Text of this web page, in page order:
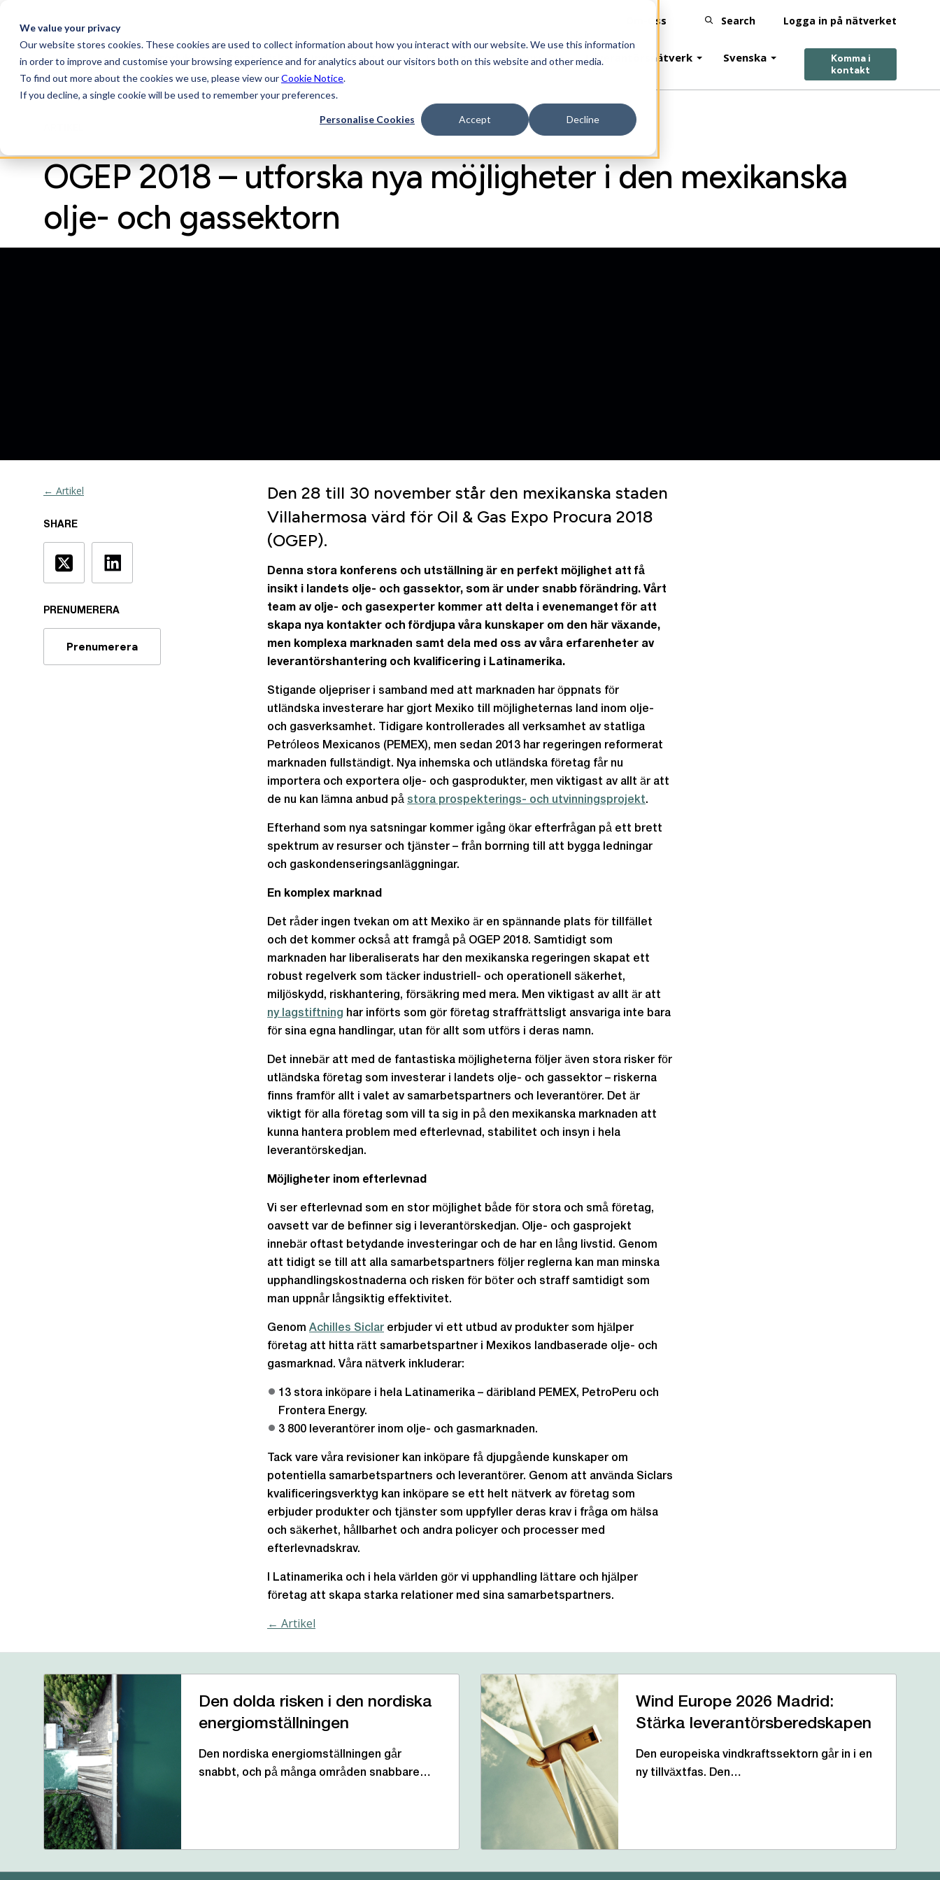
We value your privacy
Our website stores cookies. These cookies are used to collect information about how you interact with our website. We use this information
in order to improve and customise your browsing experience and for analytics about our visitors both on this website and other media.
To find out more about the cookies we use, please view ourCookie Notice.
If you decline, a single cookie will be used to remember your preferences.
Personalise Cookies Accept Decline
Om-Oss Search Logga in på nätverket
Produkt
Strategiska
partners
Industrisektorn Lösningar Resurser Leverantörsnätverk Svenska
Komma i
kontakt
OGEP 2018 – utforska nya möjligheter i den mexikanska
olje- och gassektorn
← Artikel
SHARE
PRENUMERERA
Prenumerera
Den 28 till 30 november står den mexikanska staden
Villahermosa värd för Oil & Gas Expo Procura 2018
(OGEP).
Denna stora konferens och utställning är en perfekt möjlighet att få
insikt i landets olje- och gassektor, som är under snabb förändring. Vårt
team av olje- och gasexperter kommer att delta i evenemanget för att
skapa nya kontakter och fördjupa våra kunskaper om den här växande,
men komplexa marknaden samt dela med oss av våra erfarenheter av
leverantörshantering och kvalificering i Latinamerika.
Stigande oljepriser i samband med att marknaden har öppnats för
utländska investerare har gjort Mexiko till möjligheternas land inom olje-
och gasverksamhet. Tidigare kontrollerades all verksamhet av statliga
Petróleos Mexicanos (PEMEX), men sedan 2013 har regeringen reformerat
marknaden fullständigt. Nya inhemska och utländska företag får nu
importera och exportera olje- och gasprodukter, men viktigast av allt är att
de nu kan lämna anbud på stora prospekterings- och utvinningsprojekt.
Efterhand som nya satsningar kommer igång ökar efterfrågan på ett brett
spektrum av resurser och tjänster – från borrning till att bygga ledningar
och gaskondenseringsanläggningar.
En komplex marknad
Det råder ingen tvekan om att Mexiko är en spännande plats för tillfället
och det kommer också att framgå på OGEP 2018. Samtidigt som
marknaden har liberaliserats har den mexikanska regeringen skapat ett
robust regelverk som täcker industriell- och operationell säkerhet,
miljöskydd, riskhantering, försäkring med mera. Men viktigast av allt är att
ny lagstiftning har införts som gör företag straffrättsligt ansvariga inte bara
för sina egna handlingar, utan för allt som utförs i deras namn.
Det innebär att med de fantastiska möjligheterna följer även stora risker för
utländska företag som investerar i landets olje- och gassektor – riskerna
finns framför allt i valet av samarbetspartners och leverantörer. Det är
viktigt för alla företag som vill ta sig in på den mexikanska marknaden att
kunna hantera problem med efterlevnad, stabilitet och insyn i hela
leverantörskedjan.
Möjligheter inom efterlevnad
Vi ser efterlevnad som en stor möjlighet både för stora och små företag,
oavsett var de befinner sig i leverantörskedjan. Olje- och gasprojekt
innebär oftast betydande investeringar och de har en lång livstid. Genom
att tidigt se till att alla samarbetspartners följer reglerna kan man minska
upphandlingskostnaderna och risken för böter och straff samtidigt som
man uppnår långsiktig effektivitet.
Genom Achilles Siclar erbjuder vi ett utbud av produkter som hjälper
företag att hitta rätt samarbetspartner i Mexikos landbaserade olje- och
gasmarknad. Våra nätverk inkluderar:
13 stora inköpare i hela Latinamerika – däribland PEMEX, PetroPeru och
Frontera Energy.
3 800 leverantörer inom olje- och gasmarknaden.
Tack vare våra revisioner kan inköpare få djupgående kunskaper om
potentiella samarbetspartners och leverantörer. Genom att använda Siclars
kvalificeringsverktyg kan inköpare se ett helt nätverk av företag som
erbjuder produkter och tjänster som uppfyller deras krav i fråga om hälsa
och säkerhet, hållbarhet och andra policyer och processer med
efterlevnadskrav.
I Latinamerika och i hela världen gör vi upphandling lättare och hjälper
företag att skapa starka relationer med sina samarbetspartners.
← Artikel
Den dolda risken i den nordiska
energiomställningen
Den nordiska energiomställningen går
snabbt, och på många områden snabbare…
Wind Europe 2026 Madrid:
Stärka leverantörsberedskapen
Den europeiska vindkraftssektorn går in i en
ny tillväxtfas. Den…